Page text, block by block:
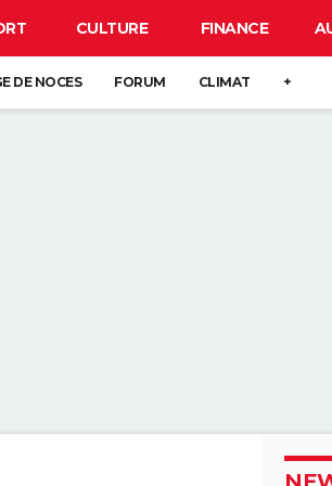
CULTURE FINANCE
DE NOCES FORUM CLIMAT +